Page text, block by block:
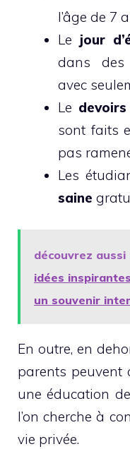
l’âge de 7
Le jour
dans des
avec
Le devoirs
sont faits
pas
Les
saine
découvrez aussi
idées
un souvenir
En outre, en
parents peuvent
une éducation
l’on cherche à
vie privée.